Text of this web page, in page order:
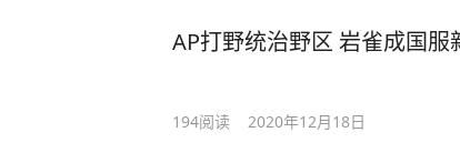
AP打野统治野区 岩雀成国服
194阅读 2020年12月18日